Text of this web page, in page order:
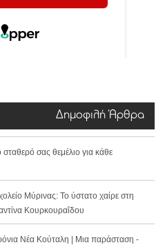
Δημοφιλή Άρθρα
σταθερό σας θεμέλιο για κάθε
Μύρινας: Το ύστατο χαίρε στη
Κουρκουραΐδου
Νέα Κούταλη | Μια παράσταση -